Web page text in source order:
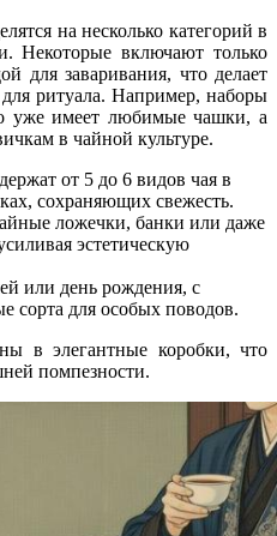
на несколько категорий в
Некоторые включают только
для заваривания, что делает
ритуала. Например, наборы
уже имеет любимые чашки, а
в чайной культуре.
от 5 до 6 видов чая в
сохраняющих свежесть.
ложечки, банки или даже
эстетическую
или день рождения, с
сорта для особых поводов.
в элегантные коробки, что
помпезности.